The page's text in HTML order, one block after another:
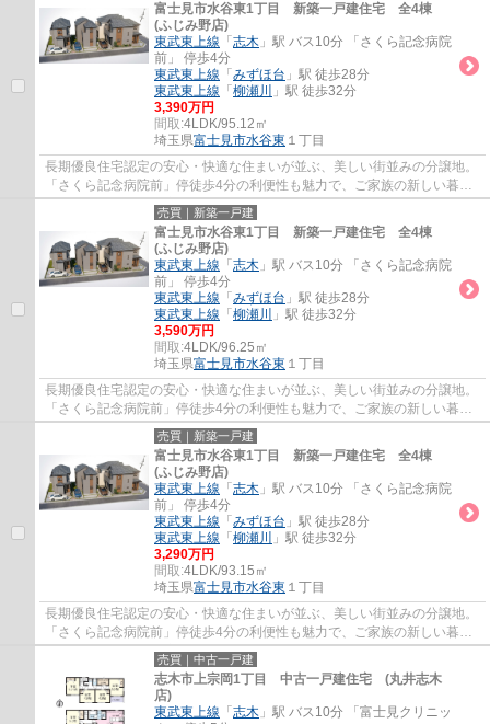
富士見市水谷東1丁目 新築一戸建住宅 全4棟
(ふじみ野店)
東武東上線 「 志木 」駅 バス10分 「さくら記念病院
前」 停歩4分
東武東上線 「 みずほ台 」駅 徒歩28分
東武東上線 「 柳瀬川
」駅 徒歩32分
3,390万円
間取:4LDK/95.12㎡
埼玉県富士見市水谷東 １丁目
長期優良住宅認定の安心・快適な住まいが並ぶ、美しい街並みの分譲地。
「さくら記念病院前」停徒歩4分の利便性も魅力で、ご家族の新しい暮ら
しを思い描ける住環境です。
売買｜新築一戸建
富士見市水谷東1丁目 新築一戸建住宅 全4棟
(ふじみ野店)
東武東上線 「 志木 」駅 バス10分 「さくら記念病院
前」 停歩4分
東武東上線 「 みずほ台 」駅 徒歩28分
東武東上線 「 柳瀬川
」駅 徒歩32分
3,590万円
間取:4LDK/96.25㎡
埼玉県富士見市水谷東 １丁目
長期優良住宅認定の安心・快適な住まいが並ぶ、美しい街並みの分譲地。
「さくら記念病院前」停徒歩4分の利便性も魅力で、ご家族の新しい暮ら
しを思い描ける住環境です。
売買｜新築一戸建
富士見市水谷東1丁目 新築一戸建住宅 全4棟
(ふじみ野店)
東武東上線 「 志木 」駅 バス10分 「さくら記念病院
前」 停歩4分
東武東上線 「 みずほ台 」駅 徒歩28分
東武東上線 「 柳瀬川
」駅 徒歩32分
3,290万円
間取:4LDK/93.15㎡
埼玉県富士見市水谷東 １丁目
長期優良住宅認定の安心・快適な住まいが並ぶ、美しい街並みの分譲地。
「さくら記念病院前」停徒歩4分の利便性も魅力で、ご家族の新しい暮ら
しを思い描ける住環境です。
売買｜中古一戸建
志木市上宗岡1丁目 中古一戸建住宅 (丸井志木
店)
東武東上線 「 志木 」駅 バス10分 「富士見クリニッ